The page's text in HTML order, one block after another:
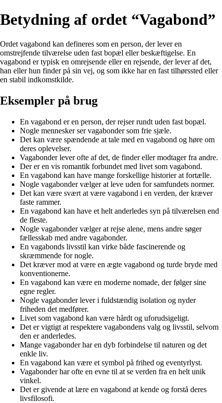
Betydning af ordet “Vagabond”
Ordet vagabond kan defineres som en person, der lever en
omstrejfende tilværelse uden fast bopæl eller beskæftigelse. En
vagabond er typisk en omrejsende eller en rejsende, der lever af det,
han eller hun finder på sin vej, og som ikke har en fast tilhørssted eller
en stabil indkomstkilde.
Eksempler på brug
En vagabond er en person, der rejser rundt uden fast bopæl.
Nogle mennesker ser vagabonder som frie sjæle.
Det kan være spændende at tale med en vagabond og høre om
deres oplevelser.
Vagabonder lever ofte af det, de finder eller modtager fra andre.
Der er en vis romantik forbundet med livet som vagabond.
En vagabond kan have mange forskellige historier at fortælle.
Nogle vagabonder vælger at leve uden for samfundets normer.
Det kan være svært at være vagabond i en verden, der kræver
faste rammer.
En vagabond kan have et helt anderledes syn på tilværelsen end
de fleste.
Nogle vagabonder vælger at rejse alene, mens andre søger
fællesskab med andre vagabonder.
En vagabonds livsstil kan virke både fascinerende og
skræmmende for nogle.
Det kræver mod at være en ægte vagabond og turde bryde med
konventionerne.
En vagabond kan være en moderne nomade, der følger sine
egne regler.
Nogle vagabonder lever i fuldstændig isolation og nyder
friheden det medfører.
Livet som vagabond kan være hårdt og uforudsigeligt.
Det er vigtigt at respektere vagabondens valg og livsstil, selvom
den er anderledes.
Mange vagabonder har en dyb forbindelse til naturen og det
enkle liv.
En vagabond kan være et symbol på frihed og eventyrlyst.
Vagabonder har ofte en evne til at se verden fra en helt unik
vinkel.
Det er givende at lære en vagabond at kende og forstå deres
livsfilosofi.